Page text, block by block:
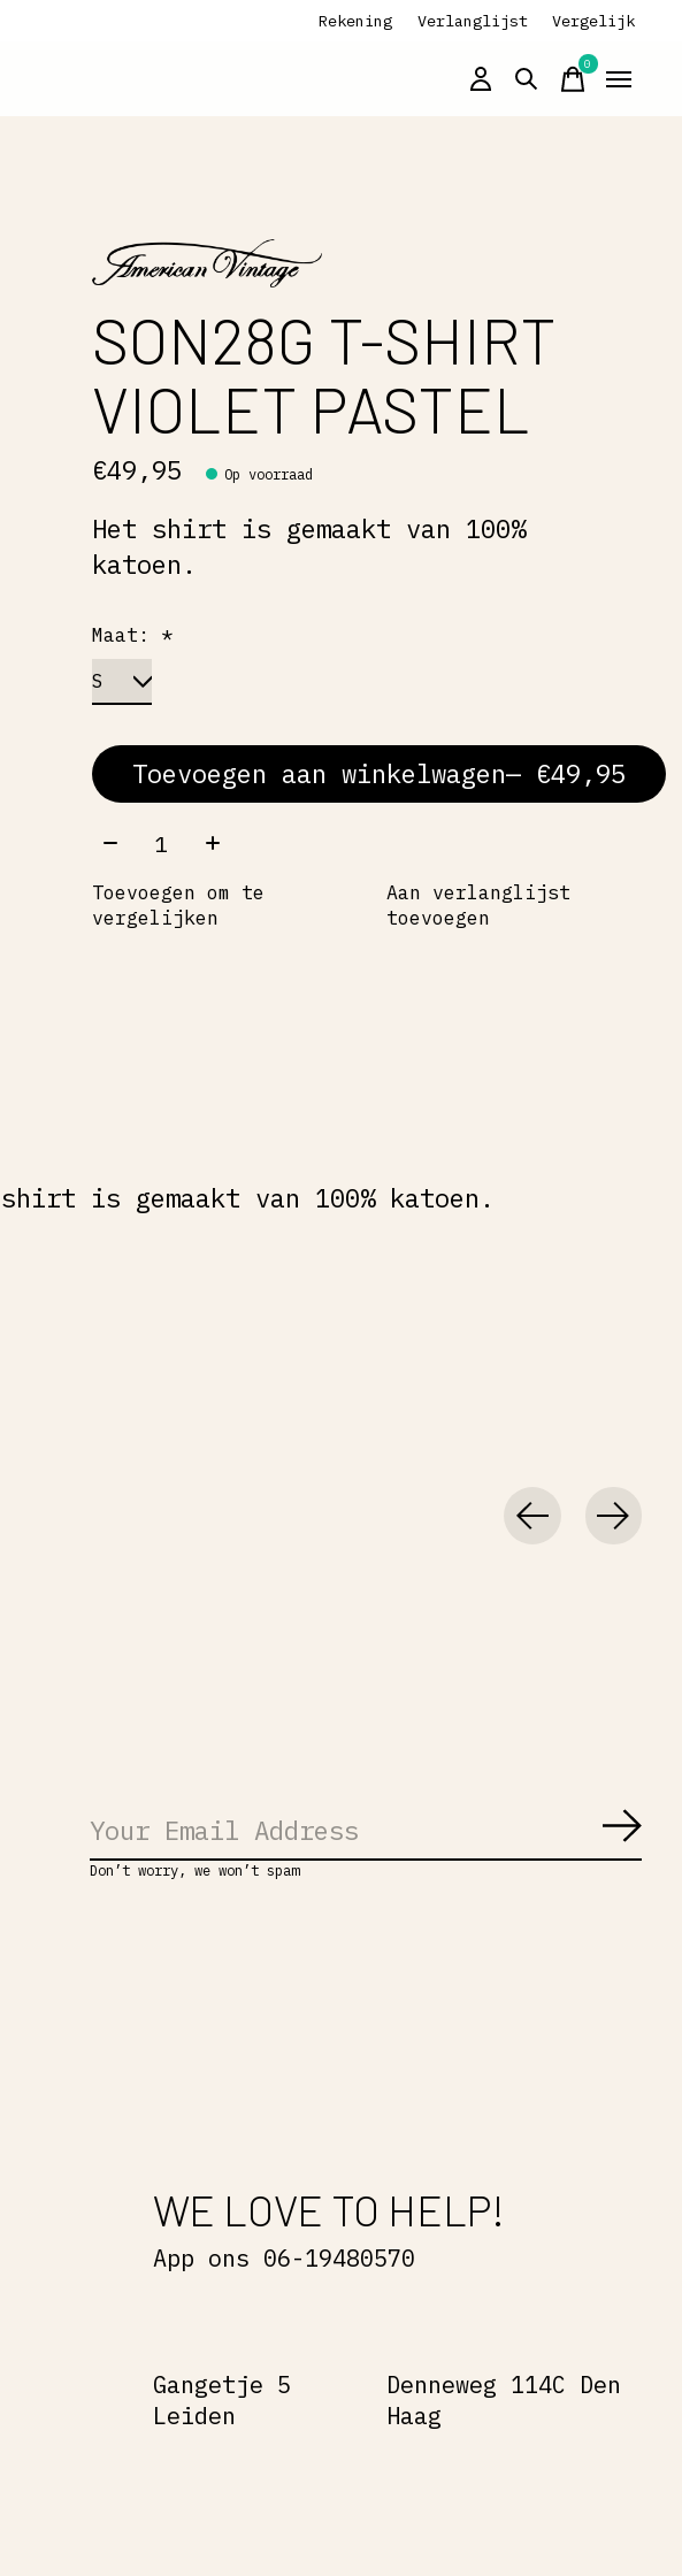
Rekening Verlanglijst Vergelijk
0items
SON28G T-SHIRT
VIOLET PASTEL
€49,95 Op voorraad
Het shirt is gemaakt van 100%
katoen.
Maat: *
Toevoegen aan winkelwagen
— €49,95
Aantal:
Toevoegen om te
vergelijken
Aan verlanglijst
toevoegen
is gemaakt van 100% katoen.
Don’t worry, we won’t spam
WE LOVE TO HELP!
App ons 06-19480570
Gangetje 5
Leiden
Denneweg 114C Den
Haag